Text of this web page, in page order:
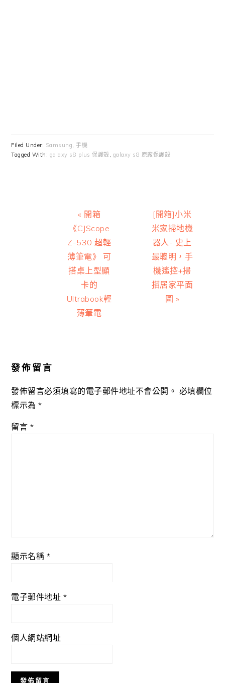
Filed Under: Samsung,手機
Tagged With: galaxy s8 plus 保護殼, galaxy s8 原廠保護殼
Previous
Post:
« 開箱
《CJScope
Z-530 超輕
薄筆電》 可
搭桌上型顯
卡的
Ultrabook輕
薄筆電
Next
Post:
[開箱]小米
米家掃地機
器人- 史上
最聰明，手
機遙控+掃
描居家平面
圖 »
發佈留言
發佈留言必須填寫的電子郵件地址不會公開。 必填欄位
標示為*
留言 *
顯示名稱 *
電子郵件地址 *
個人網站網址